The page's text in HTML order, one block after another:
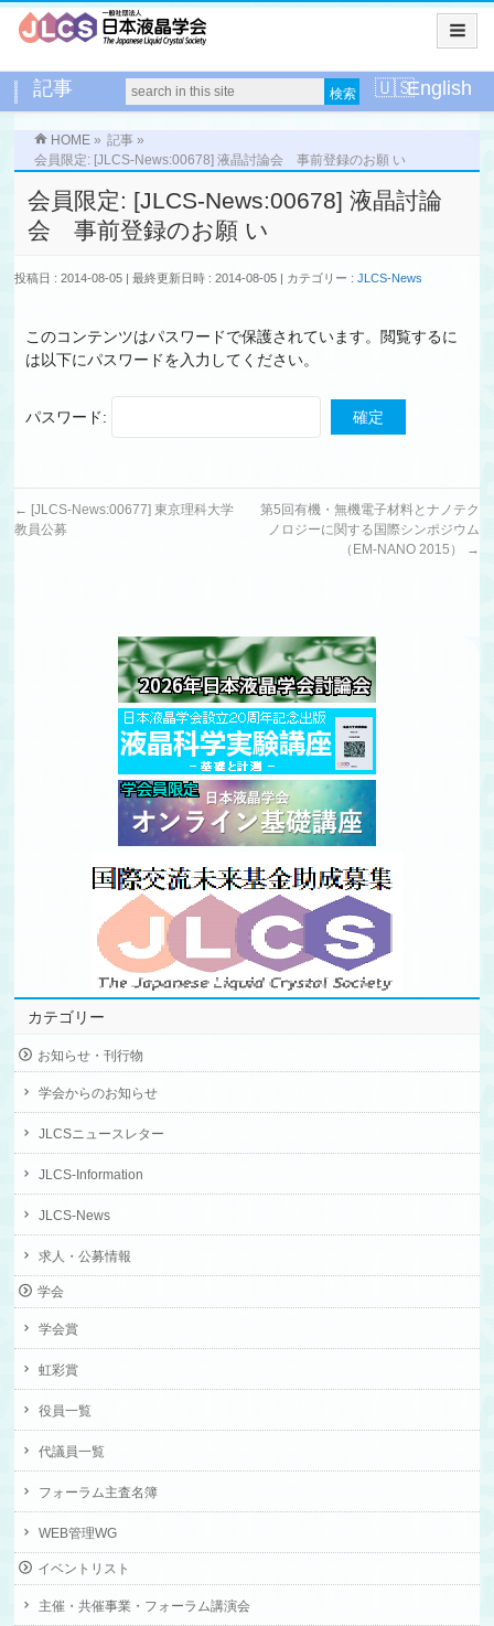
記事 English
HOME » 記事 »
会員限定: [JLCS-News:00678] 液晶討論会 事前登録のお願 い
会員限定: [JLCS-News:00678] 液晶討論
会 事前登録のお願 い
投稿日 : 2014-08-05 最終更新日時 : 2014-08-05 カテゴリー :JLCS-News
このコンテンツはパスワードで保護されています。閲覧するに
は以下にパスワードを入力してください。
パスワード:
← [JLCS-News:00677] 東京理科大学
教員公募
第5回有機・無機電子材料とナノテク
ノロジーに関する国際シンポジウム
（EM-NANO 2015）
→
カテゴリー
お知らせ・刊行物
学会からのお知らせ
JLCSニュースレター
JLCS-Information
JLCS-News
求人・公募情報
学会
学会賞
虹彩賞
役員一覧
代議員一覧
フォーラム主査名簿
WEB管理WG
イベントリスト
主催・共催事業・フォーラム講演会